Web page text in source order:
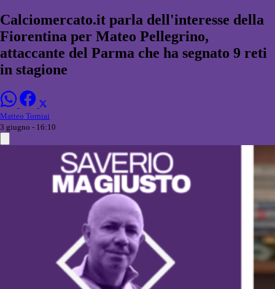
Calciomercato.it parla dell'interesse della
Fiorentina per Mateo Pellegrino,
attaccante del Parma che ha segnato 9 reti
in stagione
Matteo Torniai
3 giugno - 16:10